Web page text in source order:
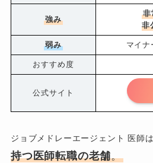
強み
非
非
弱み マイナ
おすすめ度
公式サイト
ジョブメドレーエージェント 医師
持つ医師転職の老舗。